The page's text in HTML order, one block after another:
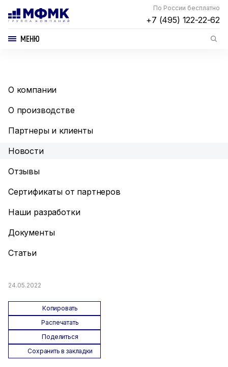
По России бесплатно
+7 (495) 122-22-62
МЕНЮ
О компании
О производстве
Партнеры и клиенты
Новости
Отзывы
Сертификаты от партнеров
Наши разработки
Документы
Статьи
24.05.2022
Копировать
Распечатать
Поделиться
Сохранить в закладки